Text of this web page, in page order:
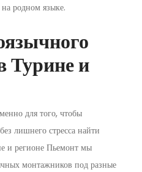
родном языке.
Турине и
для того, чтобы
лишнего стресса найти
и регионе Пьемонт мы
монтажников под разные